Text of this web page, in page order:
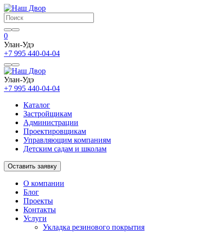
0
Улан-Удэ
+7 995 440-04-04
Улан-Удэ
+7 995 440-04-04
Каталог
Застройщикам
Администрации
Проектировщикам
Управляющим компаниям
Детским садам и школам
Оставить заявку
О компании
Блог
Проекты
Контакты
Услуги
Укладка резинового покрытия